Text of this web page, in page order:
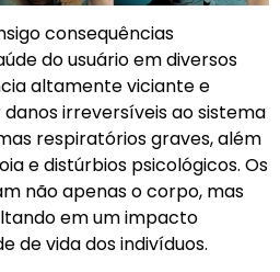
consequências
do usuário em diversos
altamente viciante e
irreversíveis ao sistema
respiratórios graves, além
e distúrbios psicológicos. Os
não apenas o corpo, mas
em um impacto
de vida dos indivíduos.